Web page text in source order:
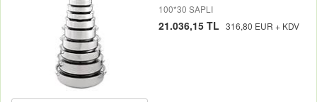
100*30 SAPLI
21.036,15 TL 316,80 EUR + KDV